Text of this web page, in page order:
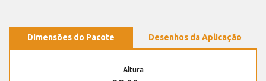
Dimensões do Pacote Desenhos da Aplicação
Altura